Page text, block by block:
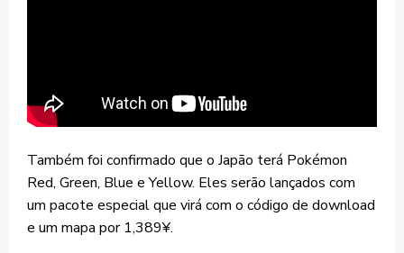
Também foi confirmado que o Japão terá Pokémon
Red, Green, Blue e Yellow. Eles serão lançados com
um pacote especial que virá com o código de download
e um mapa por 1,389¥.